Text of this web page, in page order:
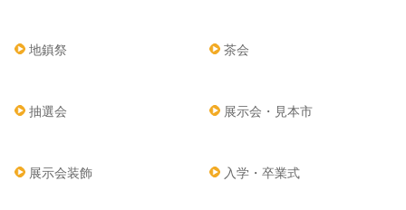
地鎮祭 茶会
抽選会 展示会・見本市
展示会装飾 入学・卒業式